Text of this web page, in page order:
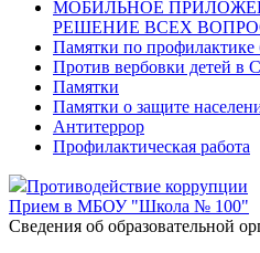
МОБИЛЬНОЕ
РЕШЕНИЕ ВСЕХ
Памятки по профилактике
Против вербовки детей в
Памятки
Памятки о защите
Антитеррор
Профилактическая работа
Противодействие коррупции
Прием в МБОУ "Школа № 100"
Cведения об образовательной